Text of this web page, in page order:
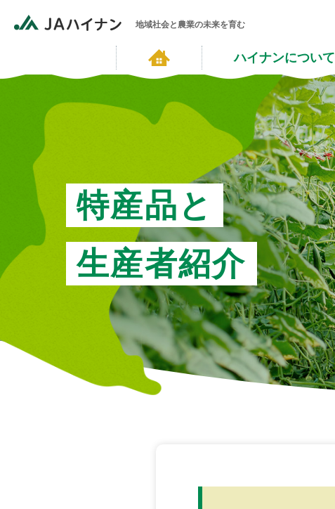
地域社会と農業の未来を育む
ハイナンについて
特産品と
生産者紹介